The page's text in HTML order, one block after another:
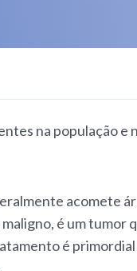
na população e
acomete
é um tumor
é